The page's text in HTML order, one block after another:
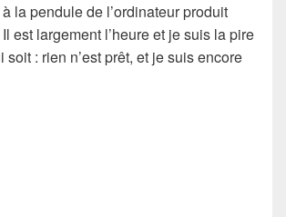
la pendule de l’ordinateur produit
est largement l’heure et je suis la pire
: rien n’est prêt, et je suis encore